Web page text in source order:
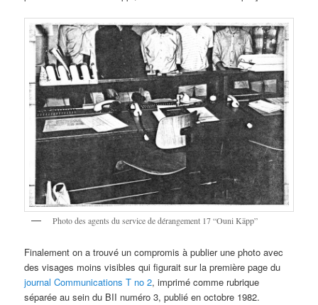
Photo des agents du service de dérangement 17 “Ouni Käpp”
Finalement on a trouvé un compromis à publier une photo avec
des visages moins visibles qui figurait sur la première page du
journal Communications T no 2, imprimé comme rubrique
séparée au sein du BII numéro 3, publié en octobre 1982.